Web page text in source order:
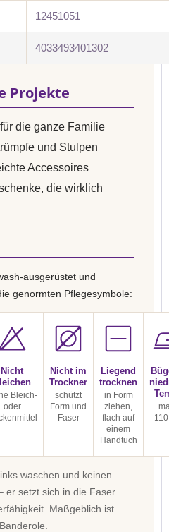
12451051
4033493401302
Projekte
die ganze Familie
und Stulpen
Accessoires
die wirklich
ausgerüstet und
genormten Pflegesymbole:
Nicht
Bleich-
oder
Nicht im
Trockner
schützt
Form und
Faser
Liegend
trocknen
in Form
ziehen,
flach auf
einem
Handtuch
waschen und keinen
er setzt sich in die Faser
Maßgeblich ist